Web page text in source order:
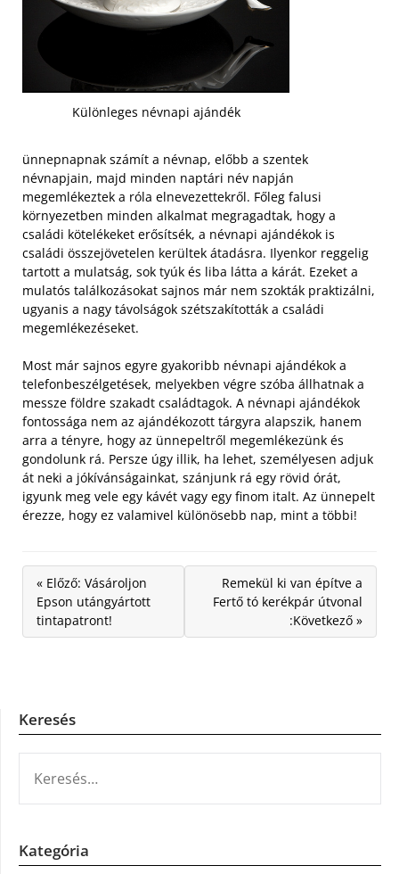
Különleges névnapi ajándék
ünnepnapnak számít a névnap, előbb a szentek
névnapjain, majd minden naptári név napján
megemlékeztek a róla elnevezettekről. Főleg falusi
környezetben minden alkalmat megragadtak, hogy a
családi kötelékeket erősítsék, a névnapi ajándékok is
családi összejövetelen kerültek átadásra. Ilyenkor reggelig
tartott a mulatság, sok tyúk és liba látta a kárát. Ezeket a
mulatós találkozásokat sajnos már nem szokták praktizálni,
ugyanis a nagy távolságok szétszakították a családi
megemlékezéseket.
Most már sajnos egyre gyakoribb névnapi ajándékok a
telefonbeszélgetések, melyekben végre szóba állhatnak a
messze földre szakadt családtagok. A névnapi ajándékok
fontossága nem az ajándékozott tárgyra alapszik, hanem
arra a tényre, hogy az ünnepeltről megemlékezünk és
gondolunk rá. Persze úgy illik, ha lehet, személyesen adjuk
át neki a jókívánságainkat, szánjunk rá egy rövid órát,
igyunk meg vele egy kávét vagy egy finom italt. Az ünnepelt
érezze, hogy ez valamivel különösebb nap, mint a többi!
« Előző: Vásároljon
Epson utángyártott
tintapatront!
Remekül ki van építve a
Fertő tó kerékpár útvonal
:Következő »
Keresés
Kategória